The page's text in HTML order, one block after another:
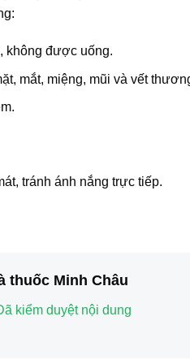
không được uống.
mắt, miệng, mũi và vết
tránh ánh nắng trực tiếp.
thuốc Minh Châu
kiểm duyệt nội dung